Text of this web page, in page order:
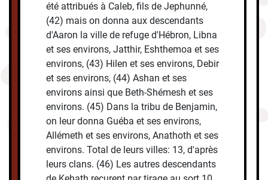
été attribués à Caleb, fils de Jephunné,
(42) mais on donna aux descendants
d'Aaron la ville de refuge d'Hébron, Libna
et ses environs, Jatthir, Eshthemoa et ses
environs, (43) Hilen et ses environs, Debir
et ses environs, (44) Ashan et ses
environs ainsi que Beth-Shémesh et ses
environs. (45) Dans la tribu de Benjamin,
on leur donna Guéba et ses environs,
Allémeth et ses environs, Anathoth et ses
environs. Total de leurs villes: 13, d'après
leurs clans. (46) Les autres descendants